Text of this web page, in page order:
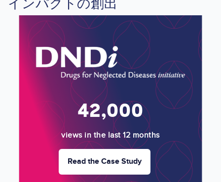
Image
42,000
views in the last 12 months
Read the Case Study